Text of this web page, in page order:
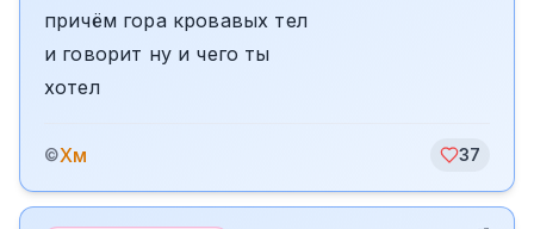
причём гора кровавых тел
и говорит ну и чего ты
хотел
©Хм 37